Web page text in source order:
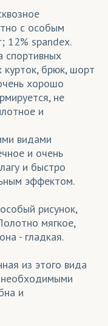
с особым
12% spandex.
курток, брюк, шорт
хорошо
не
и
видами
и очень
и быстро
эффектом.
рисунок,
мягкое,
- гладкая.
из этого вида
и